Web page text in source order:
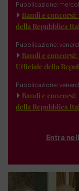
Pubblicazione:
Bandi e
della Repubblica
Pubblicazione:
Bandi e
Ufficiale della
Pubblicazione:
Bandi e
della Repubblica
Entra